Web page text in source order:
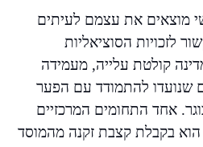
מוצאים את עצמם לעיתים
לזכויות הסוציאליות
קולטת עלייה, מעמידה
שנועדו להתמודד עם הפער
אחד התחומים המרכזיים
הוא בקבלת קצבת זקנה מהמוסד